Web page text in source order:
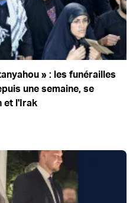
» : les funérailles
une semaine, se
et l'Irak